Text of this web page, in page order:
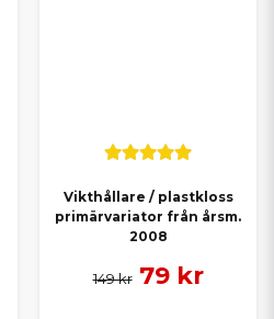
Vikthållare / plastkloss
primärvariator från årsm.
2008
149 kr 79 kr